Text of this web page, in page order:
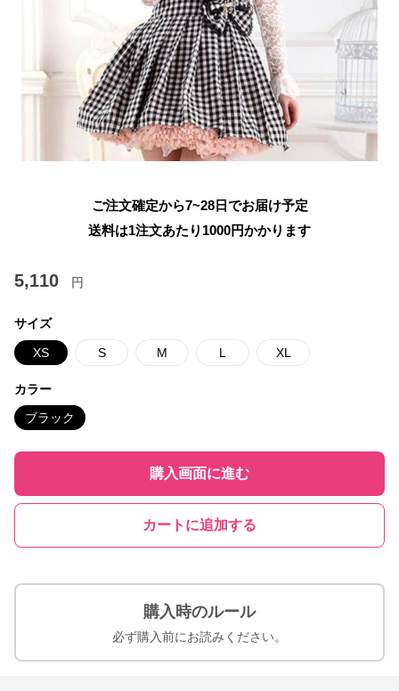
ご注文確定から7~28日でお届け予定
送料は1注文あたり 1000円かかります
5,110 円
サイズ
XS S M L XL
カラー
ブラック
購入画面に進む
カートに追加する
購入時のルール
必ず購入前にお読みください。